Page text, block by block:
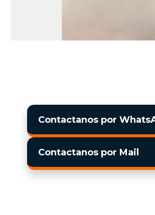
Contactanos por
Contactanos por Mail